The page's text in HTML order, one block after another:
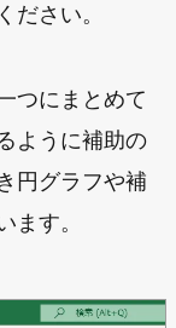
ださい。
つにまとめて
ように補助の
円グラフや補
ます。